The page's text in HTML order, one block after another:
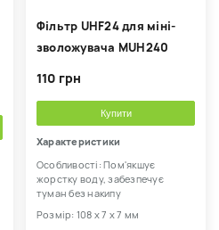
Фільтр UHF24 для міні-
зволожувача MUH240
110 грн
Купити
Характеристики
Особливості: Пом'якшує
жорстку воду, забезпечує
туман без накипу
Розмір: 108 х 7 х 7 мм